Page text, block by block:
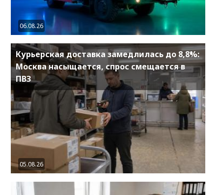
06.08.26
Курьерская доставка замедлилась до 8,8%:
Москва насыщается, спрос смещается в
ПВЗ
05.08.26